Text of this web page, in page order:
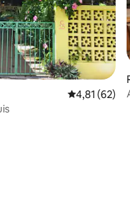
Gemiddelde
4,81 (62)